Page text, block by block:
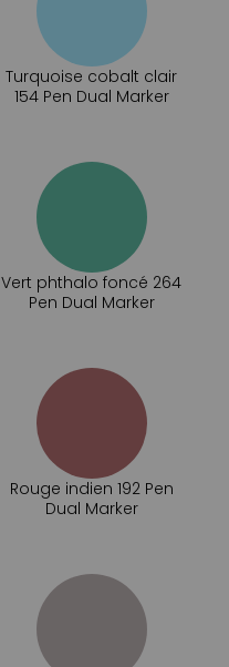
Turquoise cobalt clair
154 Pen Dual Marker
Vert phthalo foncé 264
Pen Dual Marker
Rouge indien 192 Pen
Dual Marker